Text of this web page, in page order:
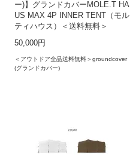
ー)】グランドカバーMOLE.T HA
US MAX 4P INNER TENT（モル
ティハウス）＜送料無料＞
50,000円
＜アウトドア全品送料無料＞groundcover
(グランドカバー)